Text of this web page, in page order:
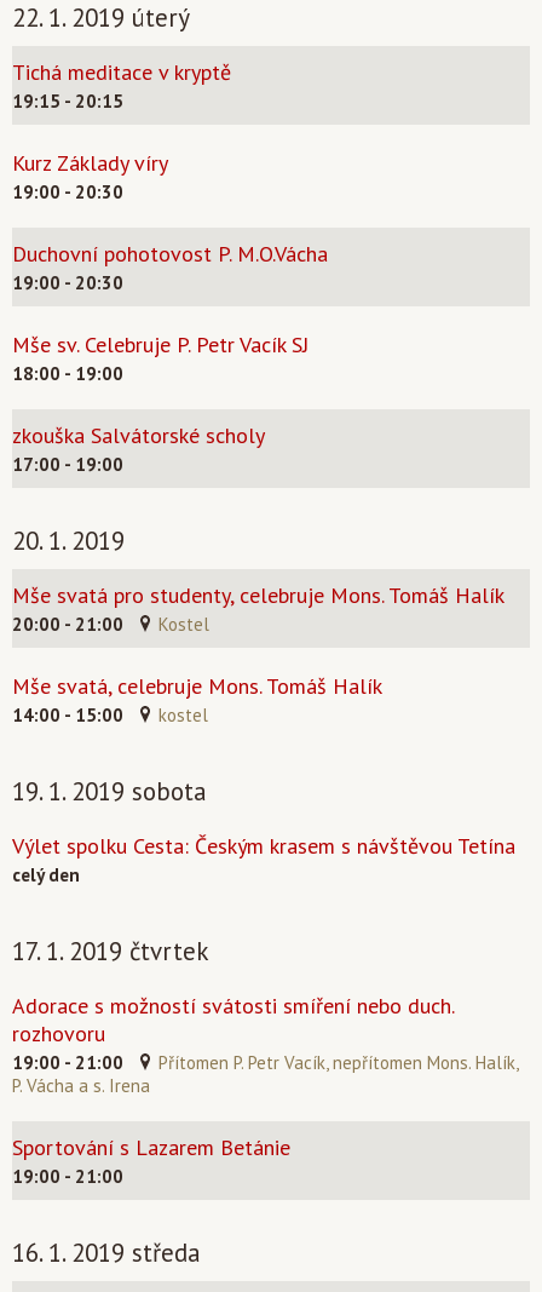
22. 1. 2019 úterý
Tichá meditace v kryptě
19:15 - 20:15
Kurz Základy víry
19:00 - 20:30
Duchovní pohotovost P. M.O.Vácha
19:00 - 20:30
Mše sv. Celebruje P. Petr Vacík SJ
18:00 - 19:00
zkouška Salvátorské scholy
17:00 - 19:00
20. 1. 2019
Mše svatá pro studenty, celebruje Mons. Tomáš Halík
20:00 - 21:00 Kostel
Mše svatá, celebruje Mons. Tomáš Halík
14:00 - 15:00 kostel
19. 1. 2019 sobota
Výlet spolku Cesta: Českým krasem s návštěvou Tetína
celý den
17. 1. 2019 čtvrtek
Adorace s možností svátosti smíření nebo duch.
rozhovoru
19:00 - 21:00
Přítomen P. Petr Vacík, nepřítomen Mons. Halík,
P. Vácha a s. Irena
Sportování s Lazarem Betánie
19:00 - 21:00
16. 1. 2019 středa